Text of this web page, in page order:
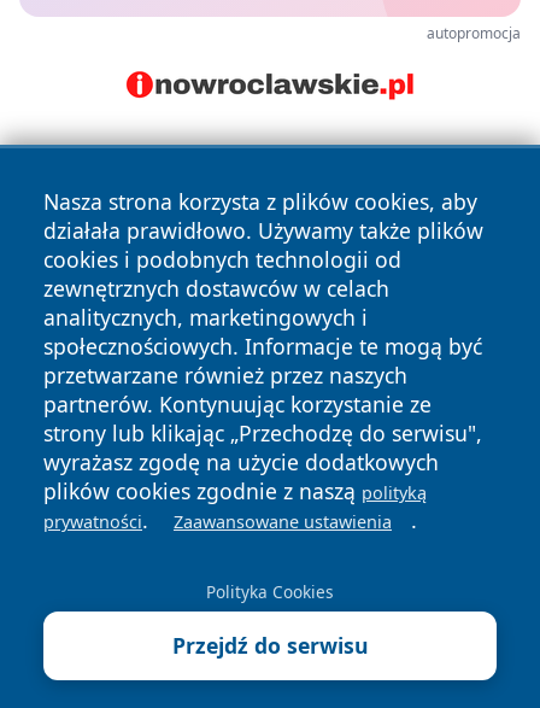
autopromocja
Nasza strona korzysta z plików cookies, aby
działała prawidłowo. Używamy także plików
cookies i podobnych technologii od
zewnętrznych dostawców w celach
analitycznych, marketingowych i
społecznościowych. Informacje te mogą być
przetwarzane również przez naszych
partnerów. Kontynuując korzystanie ze
strony lub klikając „Przechodzę do serwisu",
wyrażasz zgodę na użycie dodatkowych
plików cookies zgodnie z naszą polityką
prywatności. Zaawansowane ustawienia .
Polityka Cookies
Przejdź do serwisu
Copyright © 2026 portalzielonagora.pl Wszystkie prawa
zastrzeżone.
News Autorzy
Polityka
Prywatności
Polityka
Cookies